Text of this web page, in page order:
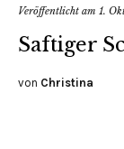
Veröffentlicht am 1.
Saftiger
von Christina